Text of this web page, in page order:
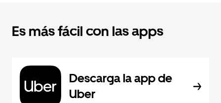
Es más fácil con las apps
Descarga la app de
Uber